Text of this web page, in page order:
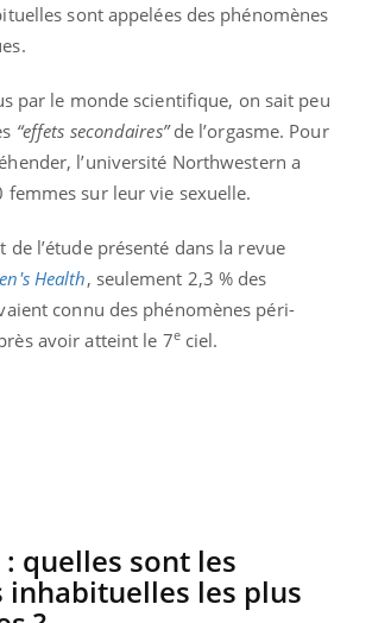
sont appelées des phénomènes
par le monde scientifique, on sait peu
“effets secondaires”de l’orgasme. Pour
l’université Northwestern a
femmes sur leur vie sexuelle.
de l’étude présenté dans la revue
Health, seulement 2,3 % des
connu des phénomènes péri-
avoir atteint le 7eciel.
quelles sont les
inhabituelles les plus